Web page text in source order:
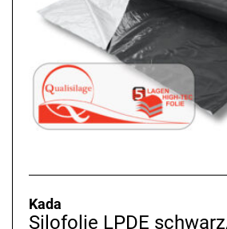
Kada
Silofolie LPDE